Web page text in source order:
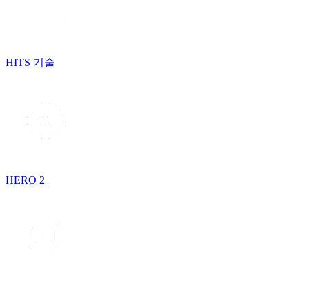
HITS 기술
HERO 2